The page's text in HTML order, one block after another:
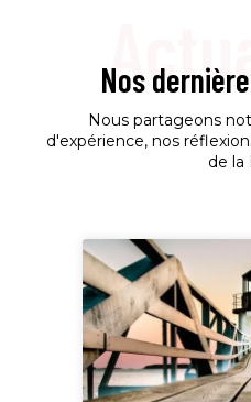
Nos
Nous partageons
d'expérience, nos
de la